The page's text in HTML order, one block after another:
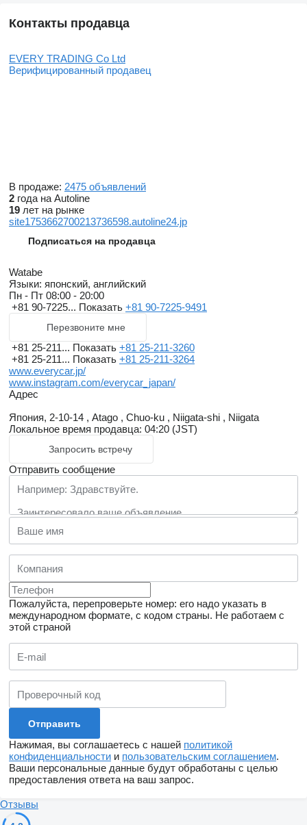
Контакты продавца
EVERY TRADING Co Ltd
Верифицированный продавец
В продаже: 2475 объявлений
2 года на Autoline
19 лет на рынке
site1753662700213736598.autoline24.jp
Подписаться на продавца
Watabe
Языки: японский, английский
Пн - Пт 08:00 - 20:00
+81 90-7225... Показать +81 90-7225-9491
Перезвоните мне
+81 25-211... Показать +81 25-211-3260
+81 25-211... Показать +81 25-211-3264
www.everycar.jp/
www.instagram.com/everycar_japan/
Адрес
Япония, 2-10-14 , Atago , Chuo-ku , Niigata-shi , Niigata
Локальное время продавца: 04:20 (JST)
Запросить встречу
Отправить сообщение
Пожалуйста, перепроверьте номер: его надо указать в
международном формате, с кодом страны. Не работаем с
этой страной
Нажимая, вы соглашаетесь с нашей политикой
конфиденциальности и пользовательским соглашением.
Ваши персональные данные будут обработаны с целью
предоставления ответа на ваш запрос.
Отзывы